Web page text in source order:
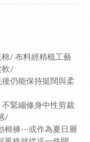
/ 布料經精梳工藝
軟/
仍能保持挺闊與柔
緊繃修身中性剪裁
/
棉褲⋯或作為夏日層